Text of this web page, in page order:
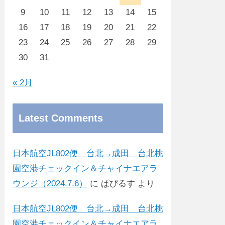
9
10 11 12 13 14
15
16
17 18 19 20 21
22
23
24 25 26 27 28
29
30
31
« 2月
Latest Comments
日本航空JL802便 台北→成田 台北桃
園空港チェックイン＆チャイナエアラ
ウンジ（2024.7.6）
に ぱぴるす より
日本航空JL802便 台北→成田 台北桃